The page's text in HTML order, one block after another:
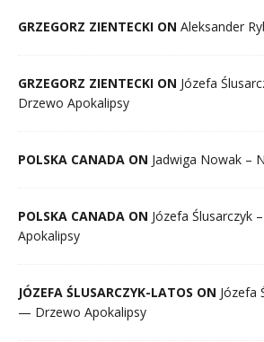
GRZEGORZ ZIENTECKI ON Aleksander
GRZEGORZ ZIENTECKI ON Józefa
Drzewo Apokalipsy
POLSKA CANADA ON Jadwiga Nowak –
POLSKA CANADA ON Józefa
Apokalipsy
JÓZEFA ŚLUSARCZYK-LATOS ON Józefa
— Drzewo Apokalipsy